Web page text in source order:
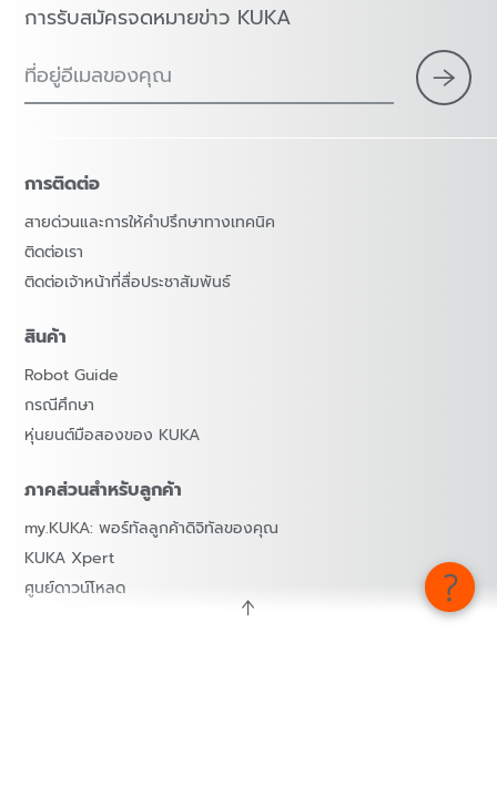
การรับสมัครจดหมายข่าว KUKA
ที่อยู่อีเมลของคุณ
การติดต่อ
สายด่วนและการให้คำปรึกษาทางเทคนิค
ติดต่อเรา
ติดต่อเจ้าหน้าที่สื่อประชาสัมพันธ์
สินค้า
Robot Guide
กรณีศึกษา
หุ่นยนต์มือสองของ KUKA
ภาคส่วนสำหรับลูกค้า
my.KUKA: พอร์ทัลลูกค้าดิจิทัลของคุณ
KUKA Xpert
ศูนย์ดาวน์โหลด